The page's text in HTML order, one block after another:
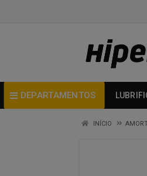
DEPARTAMENTOS
INÍCIO